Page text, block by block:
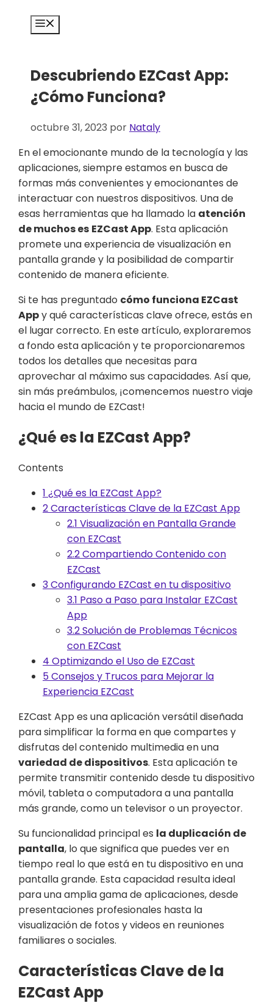
contenido
Descubriendo EZCast App:
¿Cómo Funciona?
octubre 31, 2023 por Nataly
En el emocionante mundo de la tecnología y las
aplicaciones, siempre estamos en busca de
formas más convenientes y emocionantes de
interactuar con nuestros dispositivos. Una de
esas herramientas que ha llamado la atención
de muchos es EZCast App. Esta aplicación
promete una experiencia de visualización en
pantalla grande y la posibilidad de compartir
contenido de manera eficiente.
Si te has preguntado cómo funciona EZCast
Appy qué características clave ofrece, estás en
el lugar correcto. En este artículo, exploraremos
a fondo esta aplicación y te proporcionaremos
todos los detalles que necesitas para
aprovechar al máximo sus capacidades. Así que,
sin más preámbulos, ¡comencemos nuestro viaje
hacia el mundo de EZCast!
¿Qué es la EZCast App?
Contents
1 ¿Qué es la EZCast App?
2Características Clave de la EZCast App
2.1 Visualización en Pantalla Grande
con EZCast
2.2Compartiendo Contenido con
EZCast
3Configurando EZCast en tu dispositivo
3.1 Paso a Paso para Instalar EZCast
App
3.2Solución de Problemas Técnicos
con EZCast
4 Optimizando el Uso de EZCast
5Consejos y Trucos para Mejorar la
Experiencia EZCast
EZCast App es una aplicación versátil diseñada
para simplificar la forma en que compartes y
disfrutas del contenido multimedia en una
variedad de dispositivos. Esta aplicación te
permite transmitir contenido desde tu dispositivo
móvil, tableta o computadora a una pantalla
más grande, como un televisor o un proyector.
Su funcionalidad principal es la duplicación de
pantalla, lo que significa que puedes ver en
tiempo real lo que está en tu dispositivo en una
pantalla grande. Esta capacidad resulta ideal
para una amplia gama de aplicaciones, desde
presentaciones profesionales hasta la
visualización de fotos y videos en reuniones
familiares o sociales.
Características Clave de la
EZCast App